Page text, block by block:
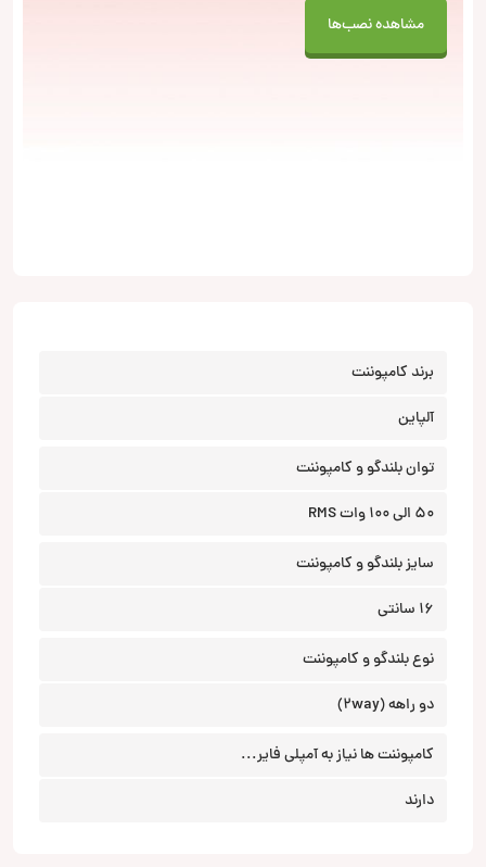
مشاهده نصب‌ها
برند کامپوننت
آلپاین
توان بلندگو و کامپوننت
50 الی 100 وات RMS
سایز بلندگو و کامپوننت
16 سانتی
نوع بلندگو و کامپوننت
دو راهه (2way)
کامپوننت ها نیاز به آمپلی فایر...
دارند